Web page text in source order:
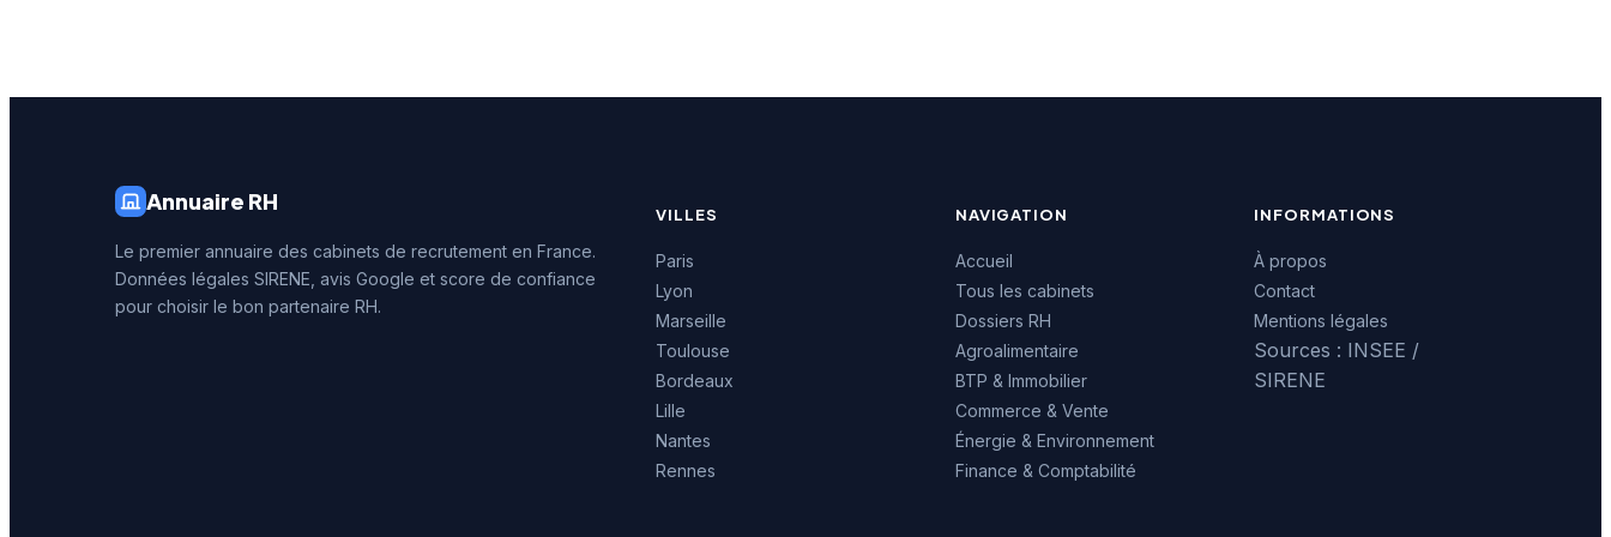
satisfaction des clients
Annuaire RH
Le premier annuaire des cabinets de recrutement en France.
Données légales SIRENE, avis Google et score de confiance
pour choisir le bon partenaire RH.
VILLES
Paris
Lyon
Marseille
Toulouse
Bordeaux
Lille
Nantes
Rennes
NAVIGATION
Accueil
Tous les cabinets
Dossiers RH
Agroalimentaire
BTP & Immobilier
Commerce & Vente
Énergie & Environnement
Finance & Comptabilité
INFORMATIONS
À propos
Contact
Mentions légales
Sources : INSEE /
SIRENE